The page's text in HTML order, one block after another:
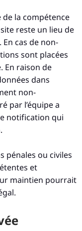
de la compétence
reste un lieu de
cas de non-
sont placées
En raison de
dans
non-
par l’équipe a
notification qui
pénales ou civiles
et
maintien pourrait